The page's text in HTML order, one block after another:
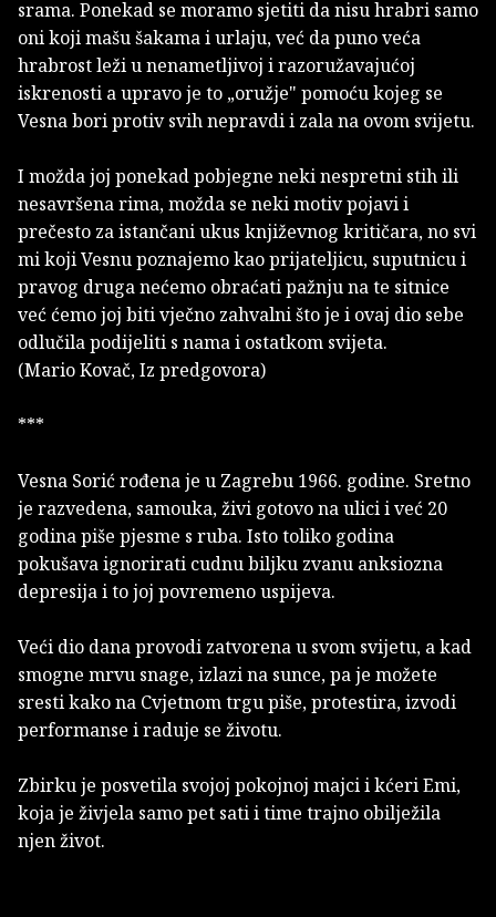
srama. Ponekad se moramo sjetiti da nisu hrabri samo
oni koji mašu šakama i urlaju, već da puno veća
hrabrost leži u nenametljivoj i razoružavajućoj
iskrenosti a upravo je to „oružje" pomoću kojeg se
Vesna bori protiv svih nepravdi i zala na ovom svijetu.
I možda joj ponekad pobjegne neki nespretni stih ili
nesavršena rima, možda se neki motiv pojavi i
prečesto za istančani ukus književnog kritičara, no svi
mi koji Vesnu poznajemo kao prijateljicu, suputnicu i
pravog druga nećemo obraćati pažnju na te sitnice
već ćemo joj biti vječno zahvalni što je i ovaj dio sebe
odlučila podijeliti s nama i ostatkom svijeta.
(Mario Kovač, Iz predgovora)
***
Vesna Sorić rođena je u Zagrebu 1966. godine. Sretno
je razvedena, samouka, živi gotovo na ulici i već 20
godina piše pjesme s ruba. Isto toliko godina
pokušava ignorirati cudnu biljku zvanu anksiozna
depresija i to joj povremeno uspijeva.
Veći dio dana provodi zatvorena u svom svijetu, a kad
smogne mrvu snage, izlazi na sunce, pa je možete
sresti kako na Cvjetnom trgu piše, protestira, izvodi
performanse i raduje se životu.
Zbirku je posvetila svojoj pokojnoj majci i kćeri Emi,
koja je živjela samo pet sati i time trajno obilježila
njen život.